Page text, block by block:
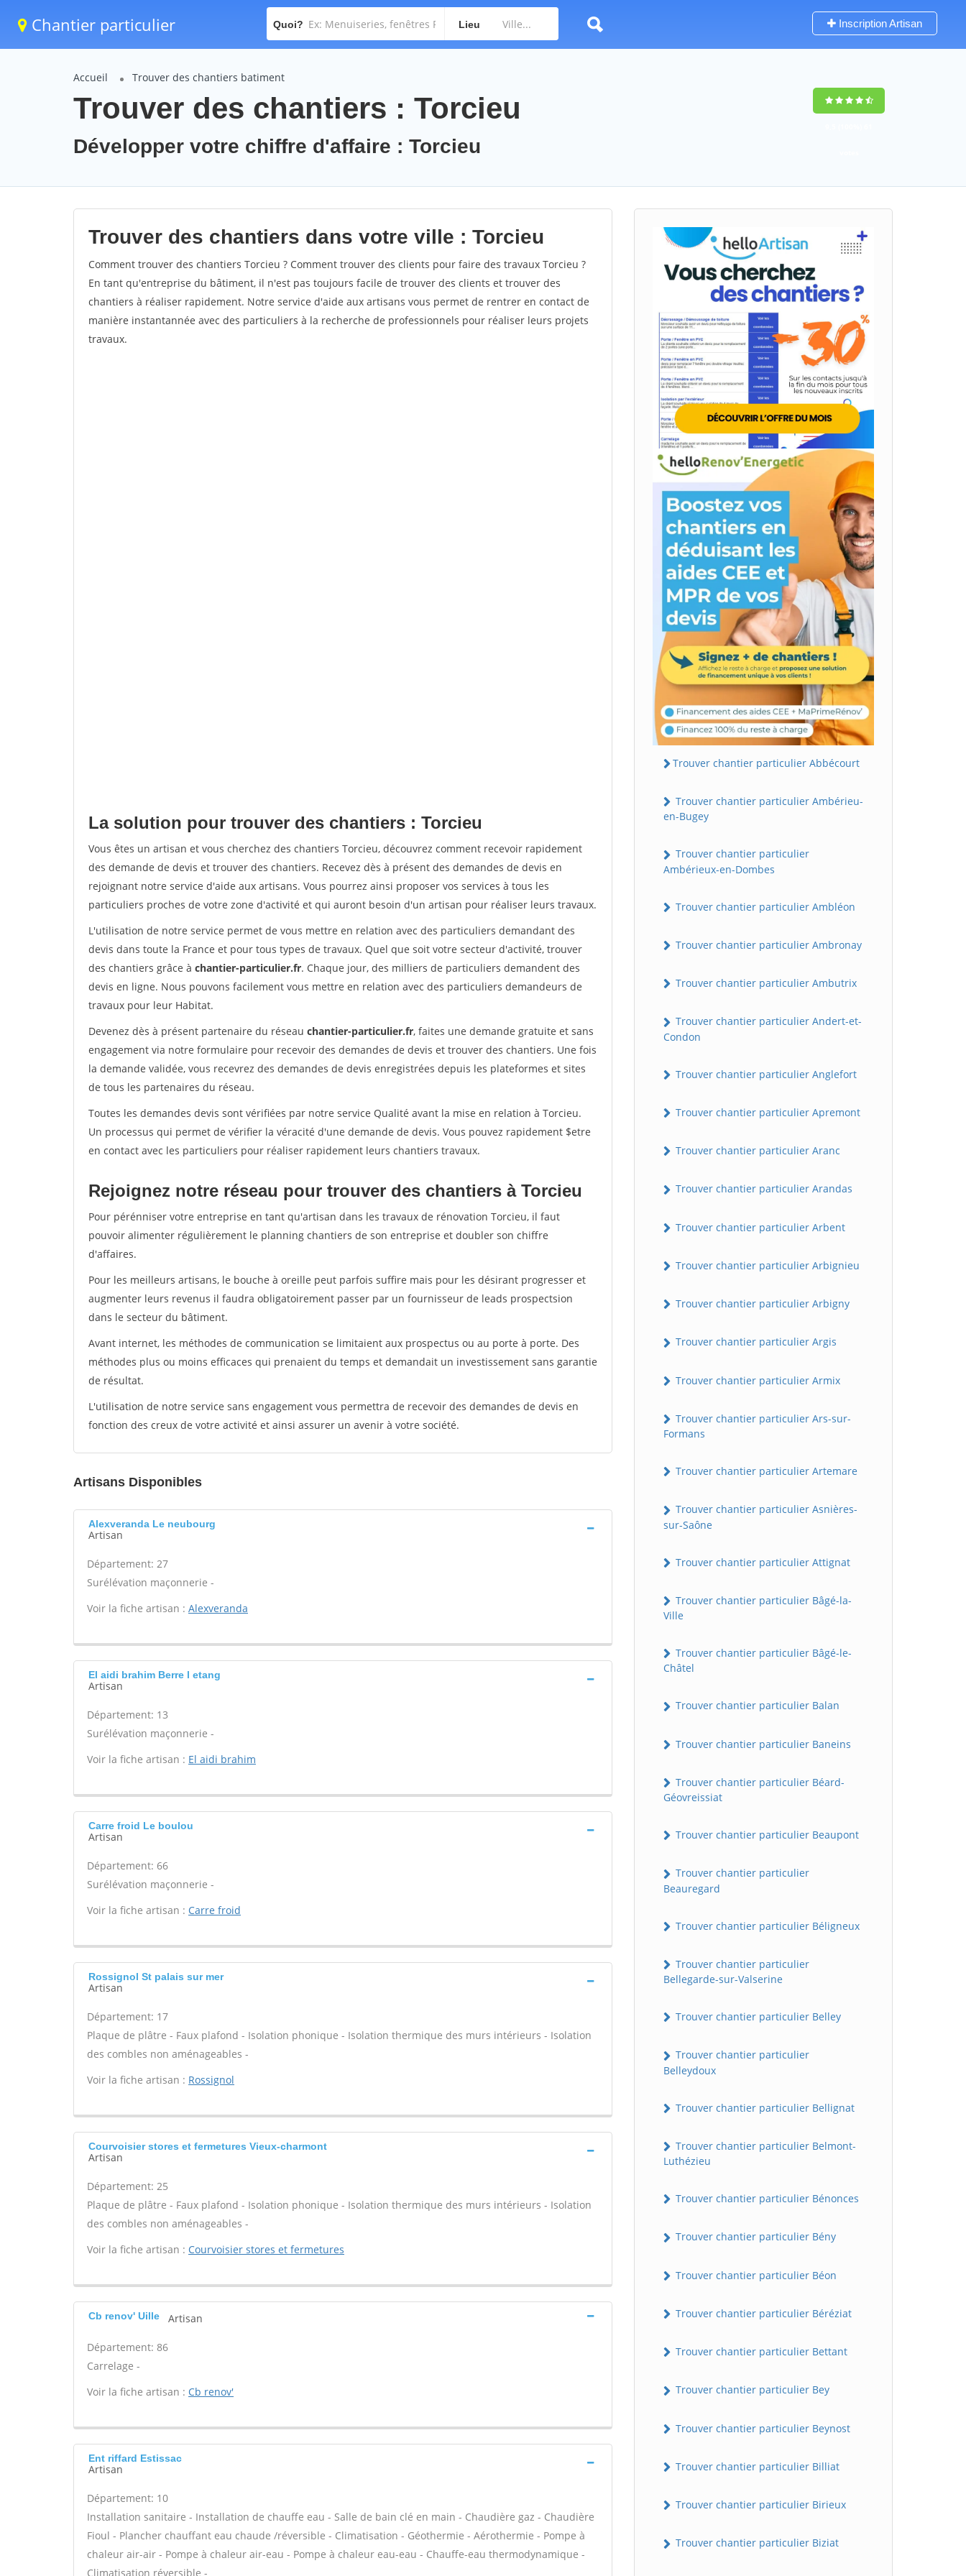
Chantier particulier Quoi? Lieu Inscription Artisan
Accueil Trouver des chantiers batiment
Trouver des chantiers : Torcieu
Développer votre chiffre d'affaire : Torcieu
Trouver des chantiers dans votre ville : Torcieu
Comment trouver des chantiers Torcieu ? Comment trouver des clients pour faire des travaux Torcieu ?
En tant qu'entreprise du bâtiment, il n'est pas toujours facile de trouver des clients et trouver des
chantiers à réaliser rapidement. Notre service d'aide aux artisans vous permet de rentrer en contact de
manière instantannée avec des particuliers à la recherche de professionnels pour réaliser leurs projets
travaux.
La solution pour trouver des chantiers : Torcieu
Vous êtes un artisan et vous cherchez des chantiers Torcieu, découvrez comment recevoir rapidement
des demande de devis et trouver des chantiers. Recevez dès à présent des demandes de devis en
rejoignant notre service d'aide aux artisans. Vous pourrez ainsi proposer vos services à tous les
particuliers proches de votre zone d'activité et qui auront besoin d'un artisan pour réaliser leurs travaux.
L'utilisation de notre service permet de vous mettre en relation avec des particuliers demandant des
devis dans toute la France et pour tous types de travaux. Quel que soit votre secteur d'activité, trouver
des chantiers grâce à chantier-particulier.fr. Chaque jour, des milliers de particuliers demandent des
devis en ligne. Nous pouvons facilement vous mettre en relation avec des particuliers demandeurs de
travaux pour leur Habitat.
Devenez dès à présent partenaire du réseau chantier-particulier.fr, faites une demande gratuite et sans
engagement via notre formulaire pour recevoir des demandes de devis et trouver des chantiers. Une fois
la demande validée, vous recevrez des demandes de devis enregistrées depuis les plateformes et sites
de tous les partenaires du réseau.
Toutes les demandes devis sont vérifiées par notre service Qualité avant la mise en relation à Torcieu.
Un processus qui permet de vérifier la véracité d'une demande de devis. Vous pouvez rapidement $etre
en contact avec les particuliers pour réaliser rapidement leurs chantiers travaux.
Rejoignez notre réseau pour trouver des chantiers à Torcieu
Pour pérénniser votre entreprise en tant qu'artisan dans les travaux de rénovation Torcieu, il faut
pouvoir alimenter régulièrement le planning chantiers de son entreprise et doubler son chiffre
d'affaires.
Pour les meilleurs artisans, le bouche à oreille peut parfois suffire mais pour les désirant progresser et
augmenter leurs revenus il faudra obligatoirement passer par un fournisseur de leads prospectsion
dans le secteur du bâtiment.
Avant internet, les méthodes de communication se limitaient aux prospectus ou au porte à porte. Des
méthodes plus ou moins efficaces qui prenaient du temps et demandait un investissement sans garantie
de résultat.
L'utilisation de notre service sans engagement vous permettra de recevoir des demandes de devis en
fonction des creux de votre activité et ainsi assurer un avenir à votre société.
Artisans Disponibles
Alexveranda Le neubourg
Artisan
Département: 27
Surélévation maçonnerie -
Voir la fiche artisan : Alexveranda
El aidi brahim Berre l etang
Artisan
Département: 13
Surélévation maçonnerie -
Voir la fiche artisan : El aidi brahim
Carre froid Le boulou
Artisan
Département: 66
Surélévation maçonnerie -
Voir la fiche artisan : Carre froid
Rossignol St palais sur mer
Artisan
Département: 17
Plaque de plâtre - Faux plafond - Isolation phonique - Isolation thermique des murs intérieurs - Isolation
des combles non aménageables -
Voir la fiche artisan : Rossignol
Courvoisier stores et fermetures Vieux-charmont
Artisan
Département: 25
Plaque de plâtre - Faux plafond - Isolation phonique - Isolation thermique des murs intérieurs - Isolation
des combles non aménageables -
Voir la fiche artisan : Courvoisier stores et fermetures
Cb renov' Uille Artisan
Département: 86
Carrelage -
Voir la fiche artisan : Cb renov'
Ent riffard Estissac
Artisan
Département: 10
Installation sanitaire - Installation de chauffe eau - Salle de bain clé en main - Chaudière gaz - Chaudière
Fioul - Plancher chauffant eau chaude /réversible - Climatisation - Géothermie - Aérothermie - Pompe à
chaleur air-air - Pompe à chaleur air-eau - Pompe à chaleur eau-eau - Chauffe-eau thermodynamique -
Climatisation réversible -
Trouver chantier particulier Abbécourt
Trouver chantier particulier Ambérieu-
en-Bugey
Trouver chantier particulier
Ambérieux-en-Dombes
Trouver chantier particulier Ambléon
Trouver chantier particulier Ambronay
Trouver chantier particulier Ambutrix
Trouver chantier particulier Andert-et-
Condon
Trouver chantier particulier Anglefort
Trouver chantier particulier Apremont
Trouver chantier particulier Aranc
Trouver chantier particulier Arandas
Trouver chantier particulier Arbent
Trouver chantier particulier Arbignieu
Trouver chantier particulier Arbigny
Trouver chantier particulier Argis
Trouver chantier particulier Armix
Trouver chantier particulier Ars-sur-
Formans
Trouver chantier particulier Artemare
Trouver chantier particulier Asnières-
sur-Saône
Trouver chantier particulier Attignat
Trouver chantier particulier Bâgé-la-
Ville
Trouver chantier particulier Bâgé-le-
Châtel
Trouver chantier particulier Balan
Trouver chantier particulier Baneins
Trouver chantier particulier Béard-
Géovreissiat
Trouver chantier particulier Beaupont
Trouver chantier particulier
Beauregard
Trouver chantier particulier Béligneux
Trouver chantier particulier
Bellegarde-sur-Valserine
Trouver chantier particulier Belley
Trouver chantier particulier
Belleydoux
Trouver chantier particulier Bellignat
Trouver chantier particulier Belmont-
Luthézieu
Trouver chantier particulier Bénonces
Trouver chantier particulier Bény
Trouver chantier particulier Béon
Trouver chantier particulier Béréziat
Trouver chantier particulier Bettant
Trouver chantier particulier Bey
Trouver chantier particulier Beynost
Trouver chantier particulier Billiat
Trouver chantier particulier Birieux
Trouver chantier particulier Biziat